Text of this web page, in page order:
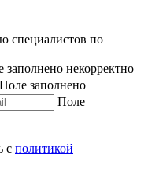
специалистов по
заполнено некорректно
Поле заполнено
Поле
с политикой